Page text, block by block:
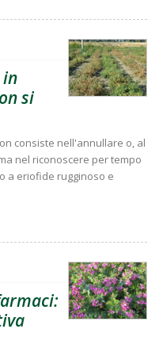
si
consiste nell'annullare o, al
nel riconoscere per tempo
a eriofide rugginoso e